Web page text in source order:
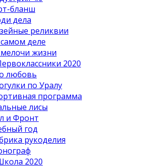
бланш
дела
реликвии
деле
жизни
2020
любовь
по Уралу
программа
лисы
и Фронт
год
рукоделия
2020